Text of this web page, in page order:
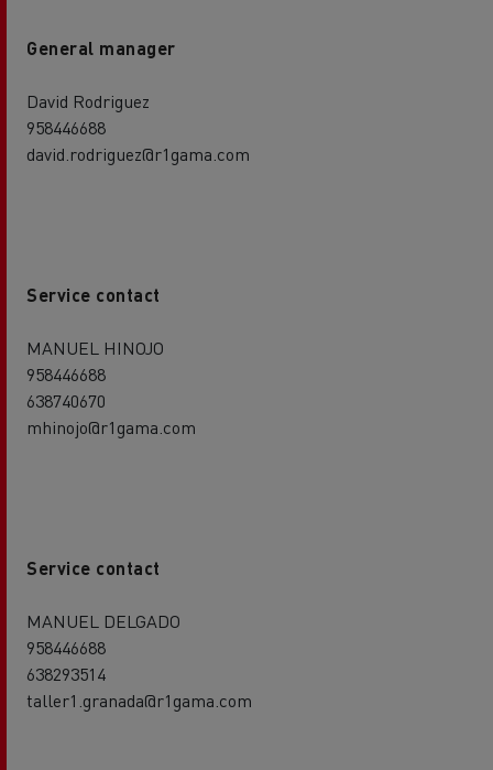
General manager
David Rodriguez
958446688
david.rodriguez@r1gama.com
Service contact
MANUEL HINOJO
958446688
638740670
mhinojo@r1gama.com
Service contact
MANUEL DELGADO
958446688
638293514
taller1.granada@r1gama.com